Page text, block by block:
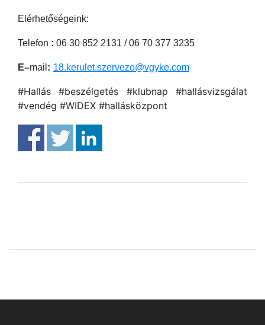
Elérhetőségeink:
Telefon : 06 30 852 2131 / 06 70 377 3235
E–mail : 18.kerulet.szervezo@vgyke.com
#Hallás #beszélgetés #klubnap #hallásvizsgálat
#vendég #WIDEX #hallásközpont